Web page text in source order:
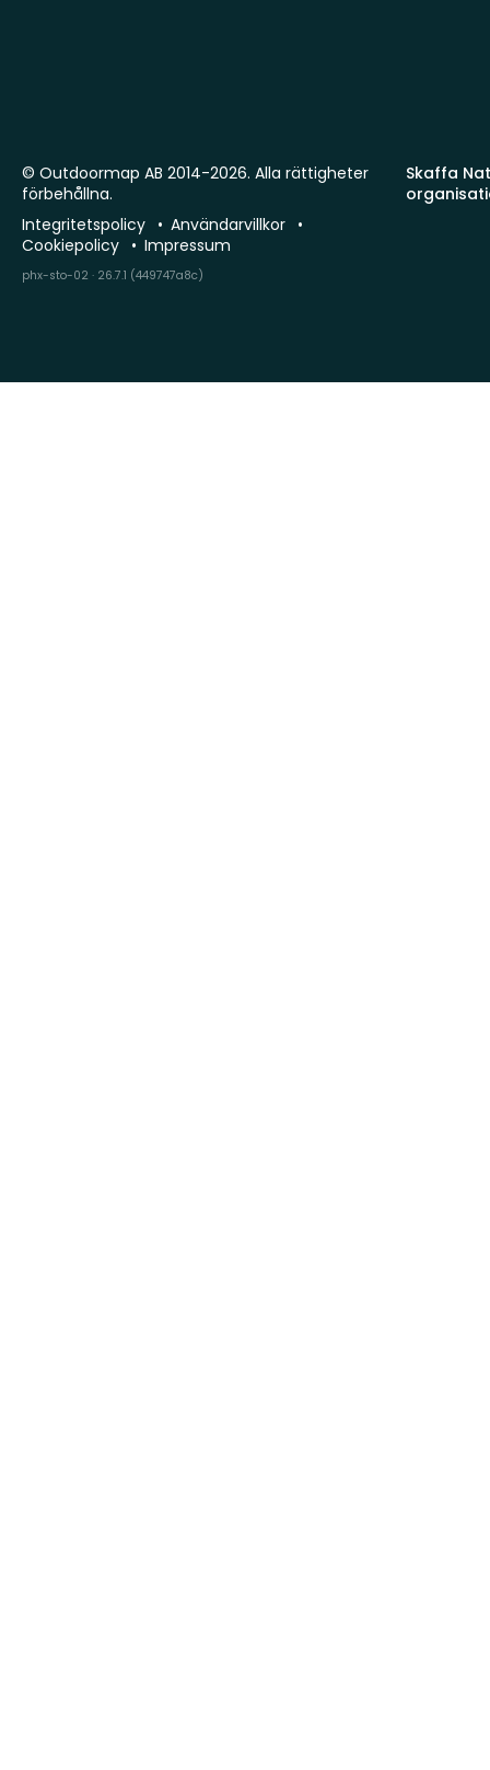
Skaffa
© Outdoormap AB 2014-2026. Alla rättigheter
förbehållna.
Integritetspolicy
Användarvillkor
Cookiepolicy
Impressum
phx-sto-02 · 26.7.1 (449747a8c)